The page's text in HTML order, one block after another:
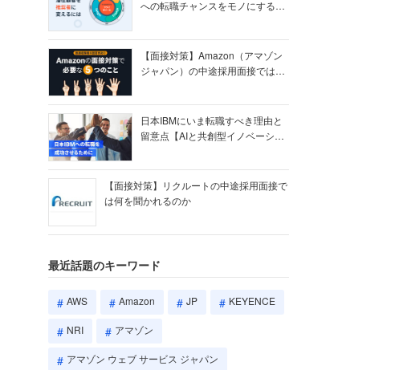
への転職チャンスをモノにする
【面接対策】Amazon（アマゾン
ジャパン）の中途採用面接では何
日本IBMにいま転職すべき理由と
留意点【AIと共創型イノベーショ
【面接対策】リクルートの中途採用面接で
は何を聞かれるのか
最近話題のキーワード
AWS Amazon JP KEYENCE
NRI アマゾン
アマゾン ウェブ サービス ジャパン